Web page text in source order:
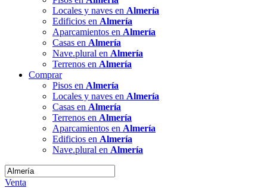
Locales y naves en Almería
Edificios en Almería
Aparcamientos en Almería
Casas en Almería
Nave.plural en Almería
Terrenos en Almería
Comprar
Pisos en Almería
Locales y naves en Almería
Casas en Almería
Terrenos en Almería
Aparcamientos en Almería
Edificios en Almería
Nave.plural en Almería
Venta